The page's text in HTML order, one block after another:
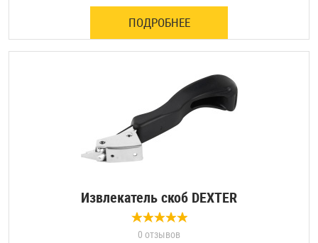
ПОДРОБНЕЕ
Извлекатель скоб DEXTER
0 отзывов